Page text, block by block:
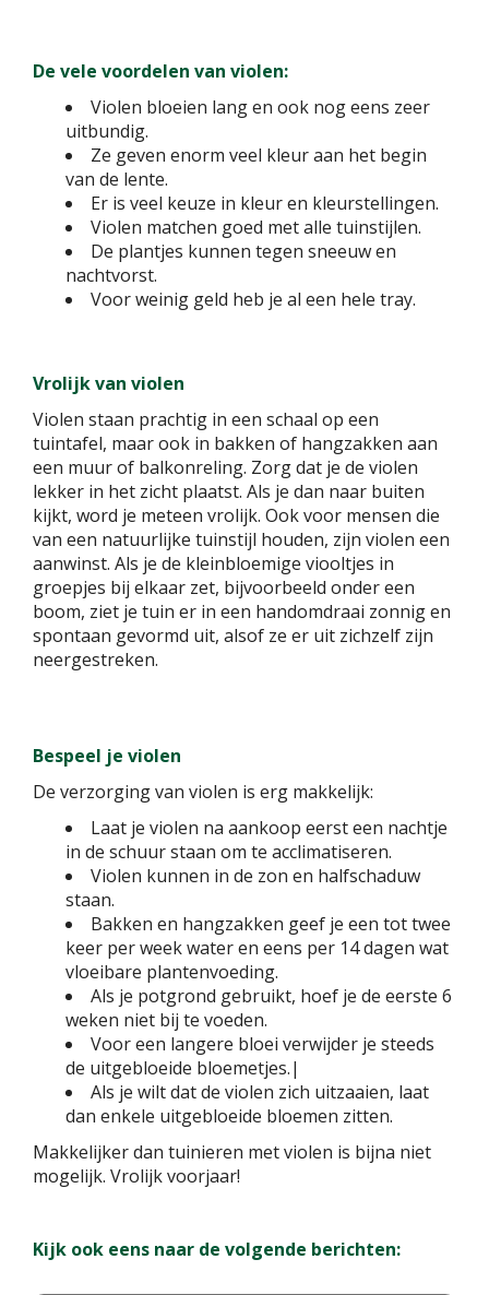
De vele voordelen van violen:
Violen bloeien lang en ook nog eens zeer
uitbundig.
Ze geven enorm veel kleur aan het begin
van de lente.
Er is veel keuze in kleur en kleurstellingen.
Violen matchen goed met alle tuinstijlen.
De plantjes kunnen tegen sneeuw en
nachtvorst.
Voor weinig geld heb je al een hele tray.
Vrolijk van violen
Violen staan prachtig in een schaal op een
tuintafel, maar ook in bakken of hangzakken aan
een muur of balkonreling. Zorg dat je de violen
lekker in het zicht plaatst. Als je dan naar buiten
kijkt, word je meteen vrolijk. Ook voor mensen die
van een natuurlijke tuinstijl houden, zijn violen een
aanwinst. Als je de kleinbloemige viooltjes in
groepjes bij elkaar zet, bijvoorbeeld onder een
boom, ziet je tuin er in een handomdraai zonnig en
spontaan gevormd uit, alsof ze er uit zichzelf zijn
neergestreken.
Bespeel je violen
De verzorging van violen is erg makkelijk:
Laat je violen na aankoop eerst een nachtje
in de schuur staan om te acclimatiseren.
Violen kunnen in de zon en halfschaduw
staan.
Bakken en hangzakken geef je een tot twee
keer per week water en eens per 14 dagen wat
vloeibare plantenvoeding.
Als je potgrond gebruikt, hoef je de eerste 6
weken niet bij te voeden.
Voor een langere bloei verwijder je steeds
de uitgebloeide bloemetjes.|
Als je wilt dat de violen zich uitzaaien, laat
dan enkele uitgebloeide bloemen zitten.
Makkelijker dan tuinieren met violen is bijna niet
mogelijk. Vrolijk voorjaar!
Kijk ook eens naar de volgende berichten: